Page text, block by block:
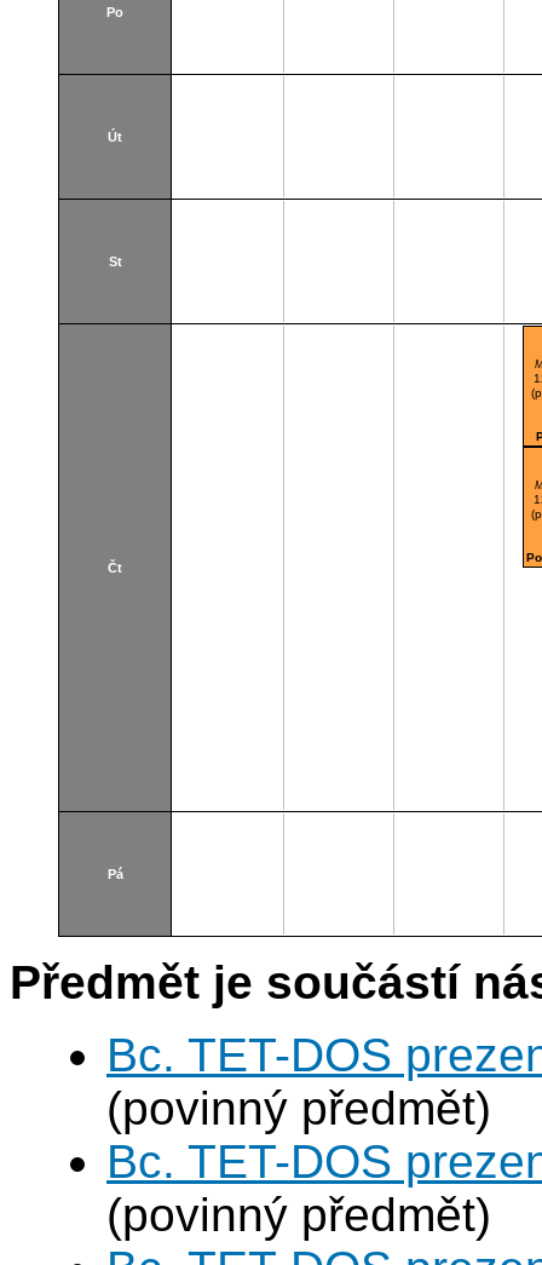
Po
Út
St
Čt
Pá
Předmět je součástí
Bc. TET-DOS
(povinný předmět)
Bc. TET-DOS
(povinný předmět)